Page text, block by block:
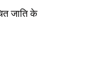
जाति के